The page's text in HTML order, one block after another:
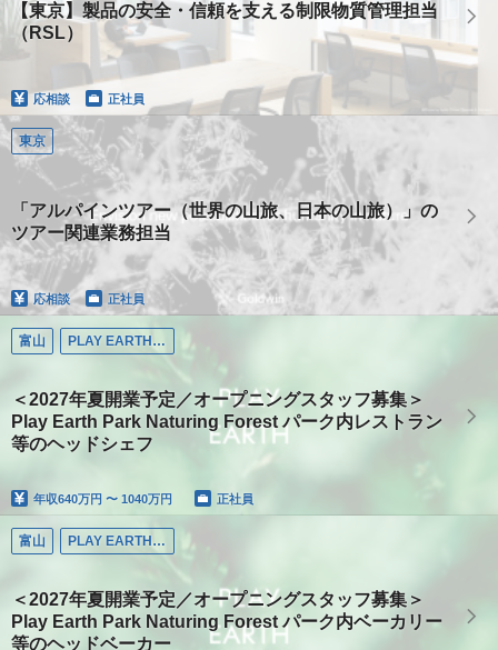
【東京】製品の安全・信頼を支える制限物質管理担当
（RSL）
応相談 正社員
東京
「アルパインツアー（世界の山旅、日本の山旅）」の
ツアー関連業務担当
応相談 正社員
富山 PLAY EARTH PARK
＜2027年夏開業予定／オープニングスタッフ募集＞
Play Earth Park Naturing Forest パーク内レストラン
等のヘッドシェフ
年収640万円 〜 1040万円 正社員
富山 PLAY EARTH PARK
＜2027年夏開業予定／オープニングスタッフ募集＞
Play Earth Park Naturing Forest パーク内ベーカリー
等のヘッドベーカー